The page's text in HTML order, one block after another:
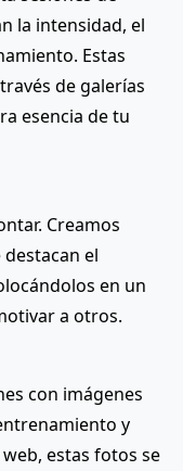
la intensidad, el
Estas
de galerías
esencia de tu
Creamos
el
en un
a otros.
con imágenes
y
estas fotos se